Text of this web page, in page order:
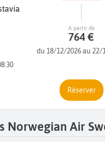
du 18/12/2026 au 22/
A partir de
764 €
Réserver
Norwegian Air